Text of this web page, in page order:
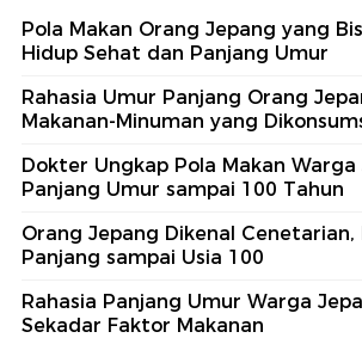
Pola Makan Orang Jepang yang
Hidup Sehat dan Panjang Umur
Rahasia Umur Panjang Orang
Makanan-Minuman yang
Dokter Ungkap Pola Makan Warga
Panjang Umur sampai 100 Tahun
Orang Jepang Dikenal Cenetarian,
Panjang sampai Usia 100
Rahasia Panjang Umur Warga
Sekadar Faktor Makanan